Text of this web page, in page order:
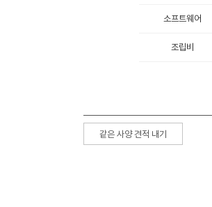
소프트웨어
조립비
같은 사양 견적 내기